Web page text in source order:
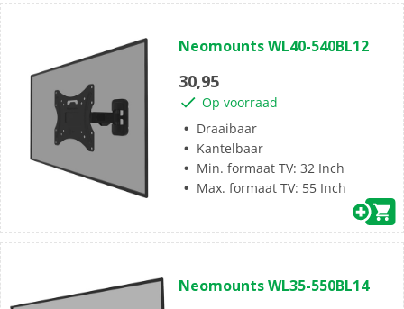
van
5
sterren.
1
beoordeling
Neomounts WL40-540BL12
30,95
Op voorraad
Draaibaar
Kantelbaar
Min. formaat TV: 32 Inch
Max. formaat TV: 55 Inch
van
Neomounts WL35-550BL14